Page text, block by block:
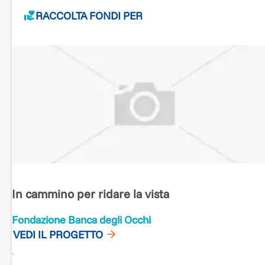
miracolo, sii presente in esso!"
RACCOLTA FONDI PER
In cammino per ridare la vista
Fondazione Banca degli Occhi
VEDI IL PROGETTO